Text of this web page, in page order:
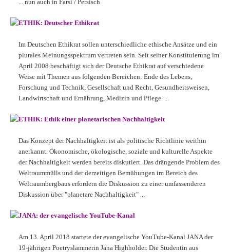
... nun auch in Farsi / Persisch
ETHIK: Deutscher Ethikrat
Im Deutschen Ethikrat sollen unterschiedliche ethische Ansätze und ein
plurales Meinungsspektrum vertreten sein. Seit seiner Konstituierung im
April 2008 beschäftigt sich der Deutsche Ethikrat auf verschiedene
Weise mit Themen aus folgenden Bereichen: Ende des Lebens,
Forschung und Technik, Gesellschaft und Recht, Gesundheitsweisen,
Landwirtschaft und Ernährung, Medizin und Pflege. ...
ETHIK: Ethik einer planetarischen Nachhaltigkeit
Das Konzept der Nachhaltigkeit ist als politische Richtlinie weithin
anerkannt. Ökonomische, ökologische, soziale und kulturelle Aspekte
der Nachhaltigkeit werden bereits diskutiert. Das drängende Problem des
Weltraummülls und der derzeitigen Bemühungen im Bereich des
Weltraumbergbaus erfordern die Diskussion zu einer umfassenderen
Diskussion über "planetare Nachhaltigkeit" ...
JANA: der evangelische YouTube-Kanal
Am 13. April 2018 startete der evangelische YouTube-Kanal JANA der
19-jährigen Poetryslammerin Jana Highholder. Die Studentin aus